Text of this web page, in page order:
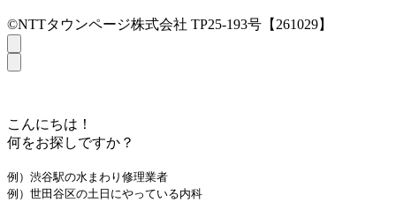
©NTTタウンページ株式会社 TP25-193号【261029】
こんにちは！
何をお探しですか？
例）渋谷駅の水まわり修理業者
例）世田谷区の土日にやっている内科